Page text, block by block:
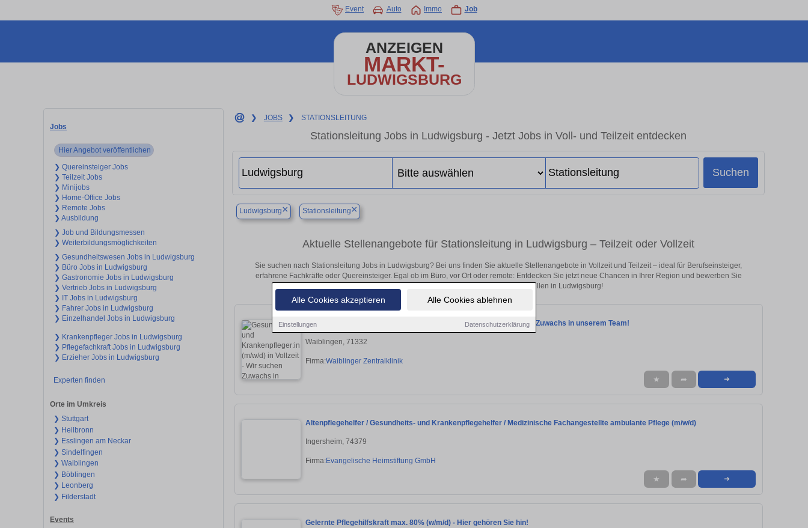
Alle Cookies akzeptieren Alle Cookies ablehnen
Einstellungen Datenschutzerklärung
Event Auto Immo Job
ANZEIGEN
MARKT-
LUDWIGSBURG
Jobs
Hier Angebot veröffentlichen
❯ Quereinsteiger Jobs
❯ Teilzeit Jobs
❯ Minijobs
❯ Home-Office Jobs
❯ Remote Jobs
❯ Ausbildung
❯ Job und Bildungsmessen
❯ Weiterbildungsmöglichkeiten
❯ Gesundheitswesen Jobs in Ludwigsburg
❯ Büro Jobs in Ludwigsburg
❯ Gastronomie Jobs in Ludwigsburg
❯ Vertrieb Jobs in Ludwigsburg
❯ IT Jobs in Ludwigsburg
❯ Fahrer Jobs in Ludwigsburg
❯ Einzelhandel Jobs in Ludwigsburg
❯ Krankenpfleger Jobs in Ludwigsburg
❯ Pflegefachkraft Jobs in Ludwigsburg
❯ Erzieher Jobs in Ludwigsburg
Experten finden
Orte im Umkreis
❯ Stuttgart
❯ Heilbronn
❯ Esslingen am Neckar
❯ Sindelfingen
❯ Waiblingen
❯ Böblingen
❯ Leonberg
❯ Filderstadt
Events
❯ JOBS ❯ STATIONSLEITUNG
Stationsleitung Jobs in Ludwigsburg - Jetzt Jobs in Voll- und Teilzeit entdecken
Suchen
Ludwigsburg× Stationsleitung×
Aktuelle Stellenangebote für Stationsleitung in Ludwigsburg – Teilzeit oder Vollzeit
Sie suchen nach Stationsleitung Jobs in Ludwigsburg? Bei uns finden Sie aktuelle Stellenangebote in Vollzeit und Teilzeit – ideal für Berufseinsteiger,
erfahrene Fachkräfte oder Quereinsteiger. Egal ob im Büro, vor Ort oder remote: Entdecken Sie jetzt neue Chancen in Ihrer Region und bewerben Sie
sich direkt auf passende Stationsleitung-Stellen in Ludwigsburg!
Gesundheits- und Krankenpfleger:in (m/w/d) in Vollzeit - Wir suchen Zuwachs in unserem Team!
Waiblingen, 71332
Firma:Waiblinger Zentralklinik
★ ➦ ➜
Altenpflegehelfer / Gesundheits- und Krankenpflegehelfer / Medizinische Fachangestellte ambulante Pflege (m/w/d)
Ingersheim, 74379
Firma:Evangelische Heimstiftung GmbH
★ ➦ ➜
Gelernte Pflegehilfskraft max. 80% (w/m/d) - Hier gehören Sie hin!